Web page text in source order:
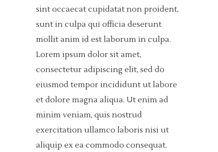
sint occaecat cupidatat non proident,
sunt in culpa qui officia deserunt
mollit anim id est laborum in culpa.
Lorem ipsum dolor sit amet,
consectetur adipiscing elit, sed do
eiusmod tempor incididunt ut labore
et dolore magna aliqua. Ut enim ad
minim veniam, quis nostrud
exercitation ullamco laboris nisi ut
aliquip ex ea commodo consequat.